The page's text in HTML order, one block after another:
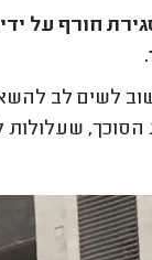
חורף על
לשים לב
הסוכך,